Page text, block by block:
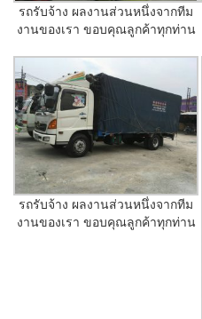
รถรับจ้าง ผลงานส่วนหนึ่งจากทีม
งานของเรา ขอบคุณลูกค้าทุกท่าน
รถรับจ้าง ผลงานส่วนหนึ่งจากทีม
งานของเรา ขอบคุณลูกค้าทุกท่าน